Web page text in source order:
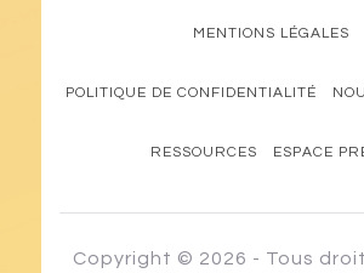
MENTIONS LÉGALES
POLITIQUE DE CONFIDENTIALITÉ
RESSOURCES ESPACE
Copyright © 2026 - Tous